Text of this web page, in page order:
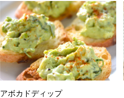
アボカドディップ